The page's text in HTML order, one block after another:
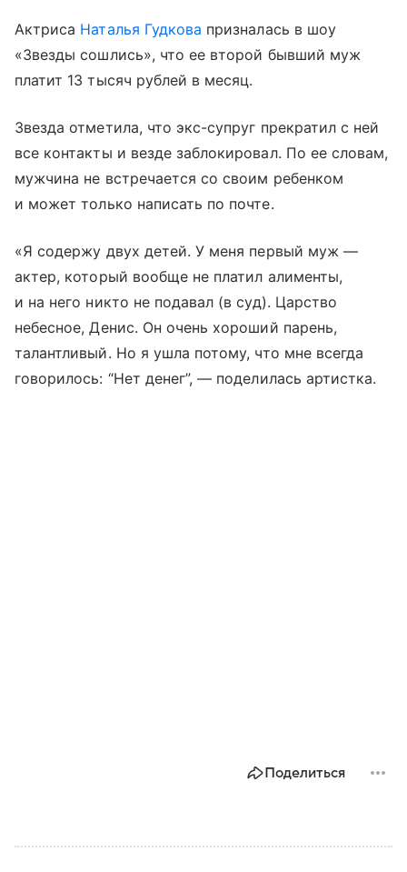
Актриса Наталья Гудкова призналась в шоу
«Звезды сошлись», что ее второй бывший муж
платит 13 тысяч рублей в месяц.
Звезда отметила, что экс-супруг прекратил с ней
все контакты и везде заблокировал. По ее словам,
мужчина не встречается со своим ребенком
и может только написать по почте.
«Я содержу двух детей. У меня первый муж —
актер, который вообще не платил алименты,
и на него никто не подавал (в суд). Царство
небесное, Денис. Он очень хороший парень,
талантливый. Но я ушла потому, что мне всегда
говорилось: “Нет денег”, — поделилась артистка.
Поделиться